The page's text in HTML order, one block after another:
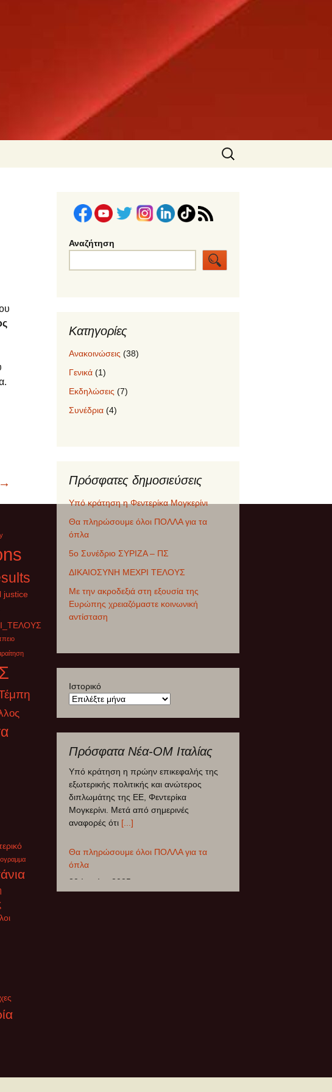
Αναζήτηση
για:
→
Αναζήτηση
Κατηγορίες
Ανακοινώσεις (38)
Γενικά (1)
Εκδηλώσεις (7)
Συνέδρια (4)
Πρόσφατες δημοσιεύσεις
Υπό κράτηση η Φεντερίκα Μογκερίνι
Θα πληρώσουμε όλοι ΠΟΛΛΑ για τα
όπλα
5ο Συνέδριο ΣΥΡΙΖΑ – ΠΣ
ΔΙΚΑΙΟΣΥΝΗ ΜΕΧΡΙ ΤΕΛΟΥΣ
Με την ακροδεξιά στη εξουσία της
Ευρώπης χρειαζόμαστε κοινωνική
αντίσταση
Ιστορικό
Πρόσφατα Νέα-ΟΜ Ιταλίας
Θα πληρώσουμε όλοι ΠΟΛΛΑ για τα
όπλα
30 Ιουνίου 2025
Το πρόβλημα με τις στρατιωτικές
δαπάνες είναι ότι τελικά ξεμένεις από
γλείψιμο του Γενικού Γραμματέα του
justice